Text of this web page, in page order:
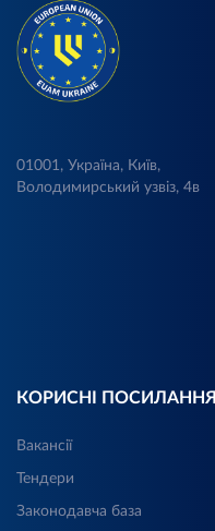
01001, Україна, Київ,
Володимирський узвіз, 4в
КОРИСНІ ПОСИЛАННЯ
Вакансії
Тендери
Законодавча база